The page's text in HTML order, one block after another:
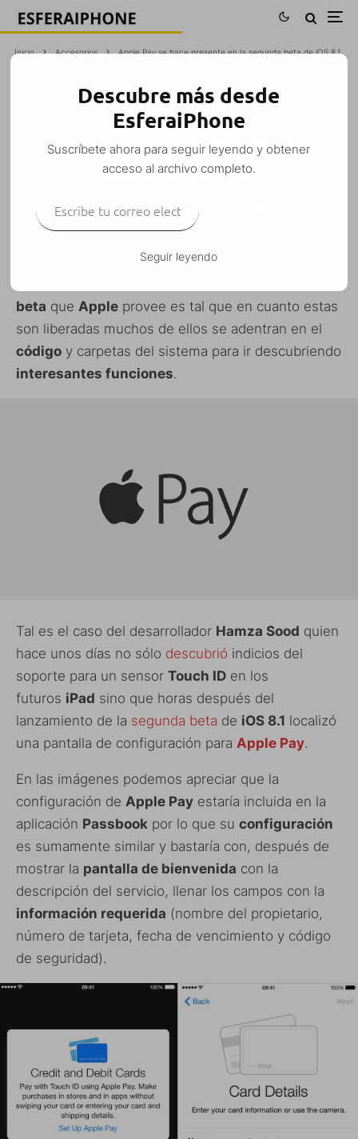
Inicio Accesorios Apple Pay se hace presente en la segunda beta de iOS 8.1
APPLE PAY SE HACE PRESENTE EN LA
SEGUNDA BETA DE IOS 8.1
Iván Fragoso · Accesorios Betas iPhone Noticias · 11 octubre, 2014
·
1 Minuto de lectura
La ansiedad de algunosdesarrolladores
beta que Apple provee es tal que en cuanto estas
son liberadas muchos de ellos se adentran en el
código y carpetas del sistema para ir descubriendo
interesantes funciones.
Tal es el caso del desarrollador Hamza Sood quien
hace unos días no sólo descubrió indicios del
soporte para un sensor Touch ID en los
futuros iPad sino que horas después del
lanzamiento de la segunda beta de iOS 8.1 localizó
una pantalla de configuración para Apple Pay.
En las imágenes podemos apreciar que la
configuración de Apple Pay estaría incluida en la
aplicación Passbook por lo que su configuración
es sumamente similar y bastaría con, después de
mostrar la pantalla de bienvenida con la
descripción del servicio, llenar los campos con la
información requerida (nombre del propietario,
número de tarjeta, fecha de vencimiento y código
de seguridad).
Descubre más desde
EsferaiPhone
Suscríbete ahora para seguir leyendo y obtener
acceso al archivo completo.
Seguir leyendo